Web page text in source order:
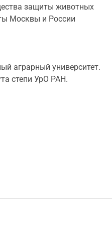
защиты животных
Москвы и России
аграрный университет.
степи УрО РАН.